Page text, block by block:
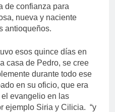
de confianza para
nueva y naciente
antioqueños.
esos quince días en
casa de Pedro, se cree
durante todo ese
en su oficio, que era
evangelio en las
ejemplo Siria y Cilicia. “y